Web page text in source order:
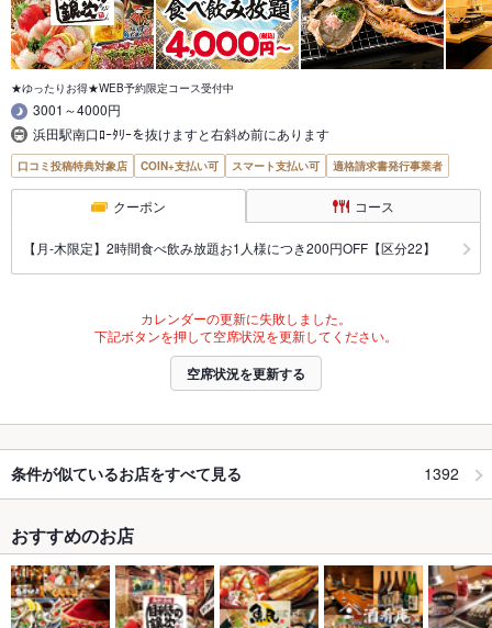
★ゆったりお得★WEB予約限定コース受付中
3001～4000円
浜田駅南口ﾛｰﾀﾘｰを抜けますと右斜め前にあります
口コミ投稿特典対象店 COIN+支払い可 スマート支払い可 適格請求書発行事業者
クーポン コース
【月‐木限定】2時間食べ飲み放題お1人様につき200円OFF【区分22】
カレンダーの更新に失敗しました。
下記ボタンを押して空席状況を更新してください。
空席状況を更新する
条件が似ているお店をすべて見る 1392
おすすめのお店